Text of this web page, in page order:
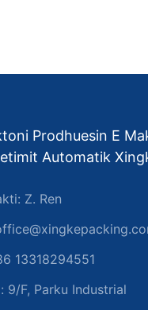
Prodhuesin E
Automatik
Z. Ren
13318294551
9/F, Parku Industrial